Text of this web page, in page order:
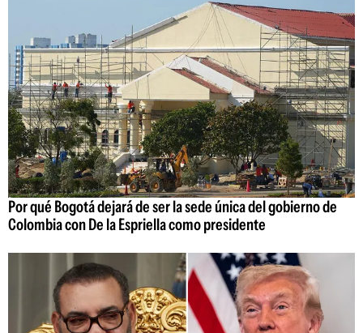
Por qué Bogotá dejará de ser la sede única del gobierno de
Colombia con De la Espriella como presidente